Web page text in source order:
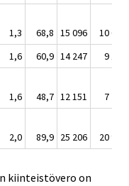
1,3 68,8 15 096
10 622
1,6 60,9 14 247
9 102
1,6 48,7 12 151
7 279
2,0 89,9 25 206 20 991
kiinteistövero on